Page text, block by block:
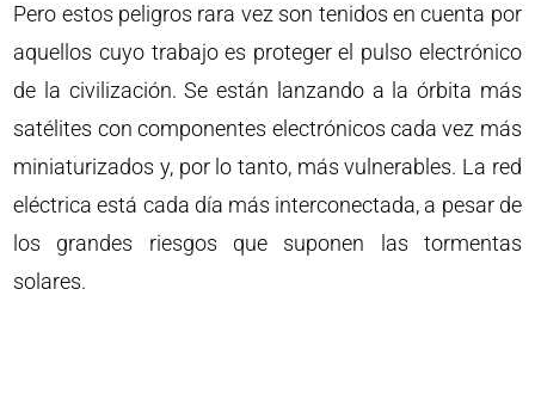
Pero estos peligros rara vez son tenidos en cuenta por
aquellos cuyo trabajo es proteger el pulso electrónico
de la civilización. Se están lanzando a la órbita más
satélites con componentes electrónicos cada vez más
miniaturizados y, por lo tanto, más vulnerables. La red
eléctrica está cada día más interconectada, a pesar de
los grandes riesgos que suponen las tormentas
solares.